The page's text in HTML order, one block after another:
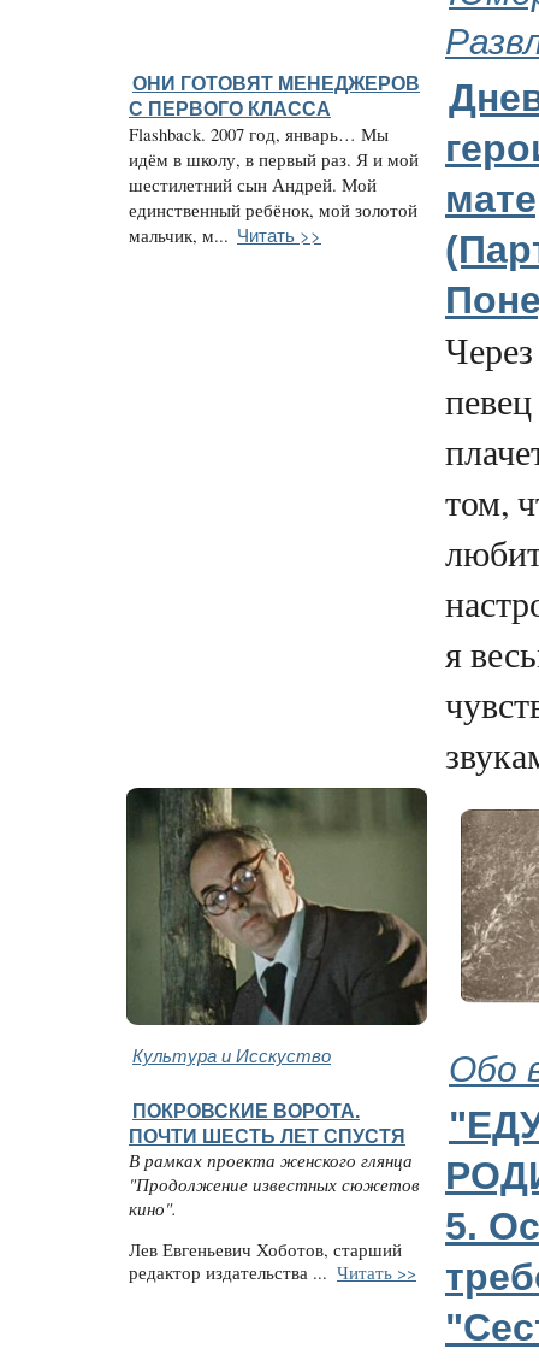
ОНИ ГОТОВЯТ МЕНЕДЖЕРОВ
С ПЕРВОГО КЛАССА
Flashback. 2007 год, январь… Мы
идём в школу, в первый раз. Я и мой
шестилетний сын Андрей. Мой
единственный ребёнок, мой золотой
мальчик, м... Читать >>
том,
я
Культура и Исскуство Обо
ПОКРОВСКИЕ ВОРОТА.
ПОЧТИ ШЕСТЬ ЛЕТ СПУСТЯ
В рамках проекта женского глянца
"Продолжение известных сюжетов
кино".
Лев Евгеньевич Хоботов, старший
редактор издательства ... Читать >>
5.